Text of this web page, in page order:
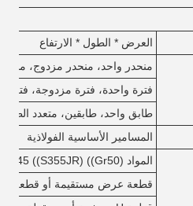
العرض * الطول * الارتفاع
منحدر واحد، منحدر مزدوج،
فترة واحدة، فترة مزدوجة، فترة
طابق واحد، طابقين، متعدد
المسامير الأساسية الفولاذية
المواد Q345 ((S355JR) ((Gr50) أو Q235 ((S235JR) الفولاذ.
قطعة عرض مستقيمة أو قطعة